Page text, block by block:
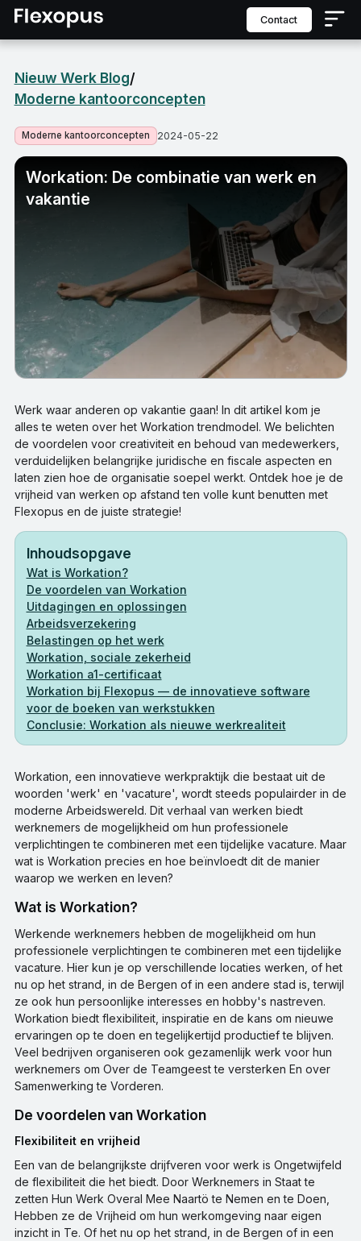
contact
Nieuw Werk Blog/
Moderne kantoorconcepten
Moderne kantoorconcepten 2024-05-22
Workation: De combinatie van werk en
vakantie
Werk waar anderen op vakantie gaan! In dit artikel kom je
alles te weten over het Workation trendmodel. We belichten
de voordelen voor creativiteit en behoud van medewerkers,
verduidelijken belangrijke juridische en fiscale aspecten en
laten zien hoe de organisatie soepel werkt. Ontdek hoe je de
vrijheid van werken op afstand ten volle kunt benutten met
Flexopus en de juiste strategie!
Inhoudsopgave
Wat is Workation?
De voordelen van Workation
Uitdagingen en oplossingen
Arbeidsverzekering
Belastingen op het werk
Workation, sociale zekerheid
Workation a1-certificaat
Workation bij Flexopus — de innovatieve software
voor de boeken van werkstukken
Conclusie: Workation als nieuwe werkrealiteit
Workation, een innovatieve werkpraktijk die bestaat uit de
woorden 'werk' en 'vacature', wordt steeds populairder in de
moderne Arbeidswereld. Dit verhaal van werken biedt
werknemers de mogelijkheid om hun professionele
verplichtingen te combineren met een tijdelijke vacature. Maar
wat is Workation precies en hoe beïnvloedt dit de manier
waarop we werken en leven?
Wat is Workation?
Werkende werknemers hebben de mogelijkheid om hun
professionele verplichtingen te combineren met een tijdelijke
vacature. Hier kun je op verschillende locaties werken, of het
nu op het strand, in de Bergen of in een andere stad is, terwijl
ze ook hun persoonlijke interesses en hobby's nastreven.
Workation biedt flexibiliteit, inspiratie en de kans om nieuwe
ervaringen op te doen en tegelijkertijd productief te blijven.
Veel bedrijven organiseren ook gezamenlijk werk voor hun
werknemers om Over de Teamgeest te versterken En over
Samenwerking te Vorderen.
De voordelen van Workation
Flexibiliteit en vrijheid
Een van de belangrijkste drijfveren voor werk is Ongetwijfeld
de flexibiliteit die het biedt. Door Werknemers in Staat te
zetten Hun Werk Overal Mee Naartö te Nemen en te Doen,
Hebben ze de Vrijheid om hun werkomgeving naar eigen
inzicht in Te. Of het nu op het strand, in de Bergen of in een